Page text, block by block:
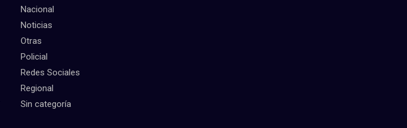
Nacional
Noticias
Otras
Policial
Redes Sociales
Regional
Sin categoría